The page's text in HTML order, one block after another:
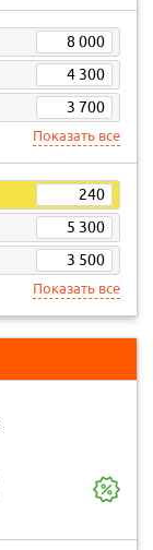
8 000
4 300
3 700
Показать все
240
5 300
3 500
Показать все